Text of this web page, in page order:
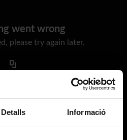
Detalls Informació
went wrong
please try again later.